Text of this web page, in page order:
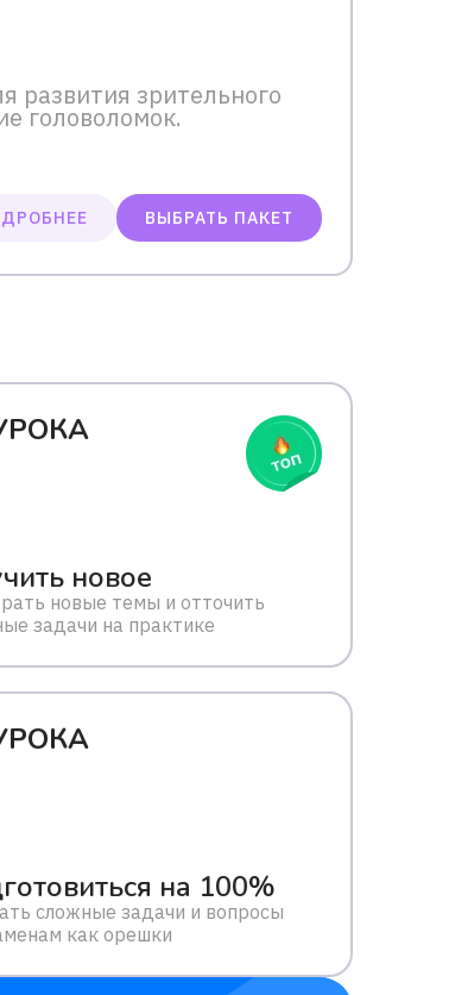
развития зрительного
головоломок.
ВЫБРАТЬ ПАКЕТ
новое
новые темы и отточить
задачи на практике
на 100%
сложные задачи и вопросы
как орешки